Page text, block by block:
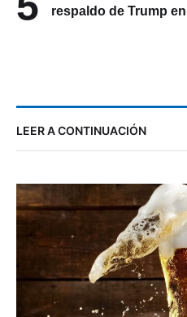
respaldo de Trump
LEER A CONTINUACIÓN